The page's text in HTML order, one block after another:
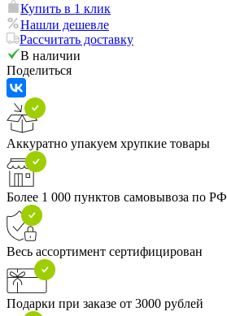
Купить в 1 клик
Нашли дешевле
Рассчитать доставку
В наличии
Поделиться
Аккуратно упакуем хрупкие товары
Более 1 000 пунктов самовывоза по РФ
Весь ассортимент сертифицирован
Подарки при заказе от 3000 рублей